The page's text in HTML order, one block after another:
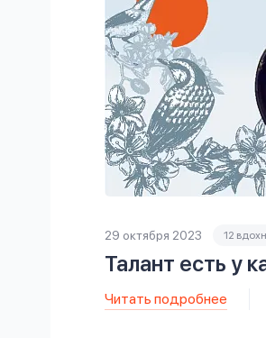
29 октября 2023 12
Талант есть у
Читать подробнее